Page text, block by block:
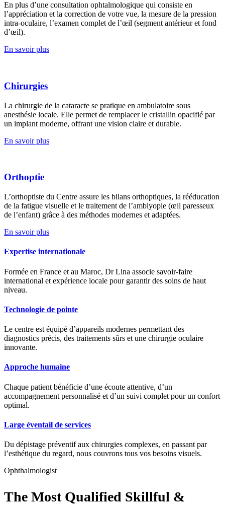
En plus d’une consultation ophtalmologique qui consiste en
l’appréciation et la correction de votre vue, la mesure de la pression
intra-oculaire, l’examen complet de l’œil (segment antérieur et fond
d’œil).
En savoir plus
Chirurgies
La chirurgie de la cataracte se pratique en ambulatoire sous
anesthésie locale. Elle permet de remplacer le cristallin opacifié par
un implant moderne, offrant une vision claire et durable.
En savoir plus
Orthoptie
L’orthoptiste du Centre assure les bilans orthoptiques, la rééducation
de la fatigue visuelle et le traitement de l’amblyopie (œil paresseux
de l’enfant) grâce à des méthodes modernes et adaptées.
En savoir plus
Expertise internationale
Formée en France et au Maroc, Dr Lina associe savoir-faire
international et expérience locale pour garantir des soins de haut
niveau.
Technologie de pointe
Le centre est équipé d’appareils modernes permettant des
diagnostics précis, des traitements sûrs et une chirurgie oculaire
innovante.
Approche humaine
Chaque patient bénéficie d’une écoute attentive, d’un
accompagnement personnalisé et d’un suivi complet pour un confort
optimal.
Large éventail de services
Du dépistage préventif aux chirurgies complexes, en passant par
l’esthétique du regard, nous couvrons tous vos besoins visuels.
Ophthalmologist
The Most Qualified Skillful &